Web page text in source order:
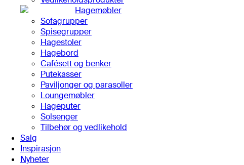
Hagemøbler
Sofagrupper
Spisegrupper
Hagestoler
Hagebord
Cafésett og benker
Putekasser
Paviljonger og parasoller
Loungemøbler
Hageputer
Solsenger
Tilbehør og vedlikehold
Salg
Inspirasjon
Nyheter